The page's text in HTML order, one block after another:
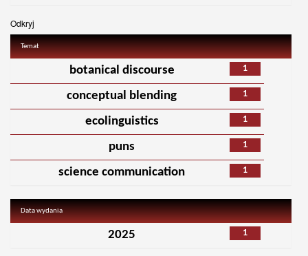
Odkryj
Temat
1
botanical discourse
1
conceptual blending
1
ecolinguistics
1
puns
1
science communication
Data wydania
1
2025